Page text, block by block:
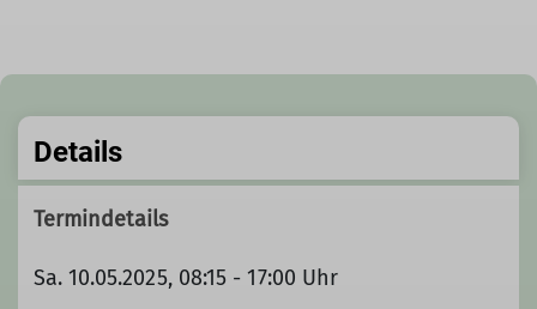
Details
Termindetails
Sa. 10.05.2025, 08:15 - 17:00 Uhr